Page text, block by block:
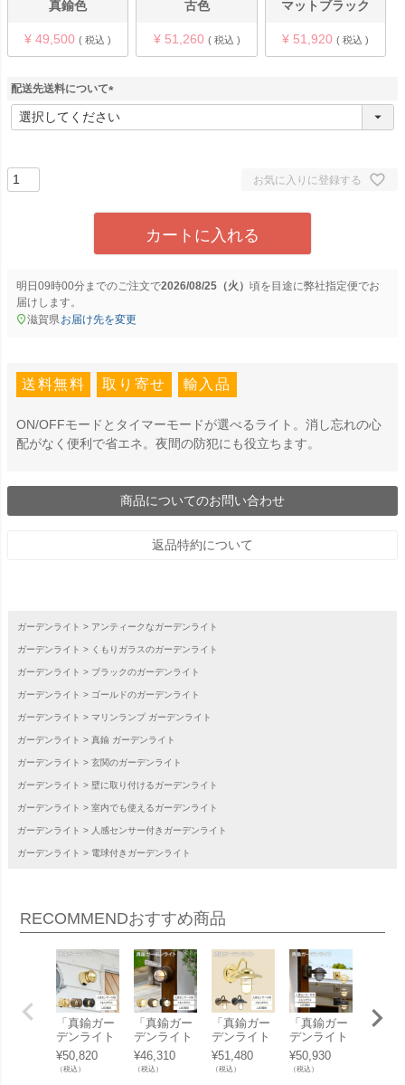
真鍮色
¥ 49,500 税込
古色
¥ 51,260 税込
マットブラック
¥ 51,920 税込
配送先送料について
(
必
お気に入りに登録する
カートに入れる
明日09時00分までのご注文で2026/08/25（火） に弊社指定便でお
届けします。
滋賀県 お届け先を変更
送料無料 取り寄せ 輸入品
ON/OFFモードとタイマーモードが選べるライト。消し忘れの心
配がなく便利で省エネ。夜間の防犯にも役立ちます。
商品についてのお問い合わせ
返品特約について
ガーデンライト アンティークなガーデンライト
ガーデンライト くもりガラスのガーデンライト
ガーデンライト ブラックのガーデンライト
ガーデンライト ゴールドのガーデンライト
ガーデンライト マリンランプ ガーデンライト
ガーデンライト 真鍮 ガーデンライト
ガーデンライト 玄関のガーデンライト
ガーデンライト 壁に取り付けるガーデンライト
ガーデンライト 室内でも使えるガーデンライト
ガーデンライト 人感センサー付きガーデンライト
ガーデンライト 電球付きガーデンライト
RECOMMENDおすすめ商品
「真鍮ガー
デンライト
BH1010LO
W FR LE S
L くもりガ
¥50,820
（税込）
「真鍮ガー
デンライト
BH1000LO
W FR LE S
L くもりガ
¥46,310
（税込）
「真鍮ガー
デンライト
LED電球 B
R5060 FR L
E SL くも
¥51,480
（税込）
「真鍮ガー
デンライト
BR5000SH
ORT FR LE
SL くもり
¥50,930
（税込）
「 真